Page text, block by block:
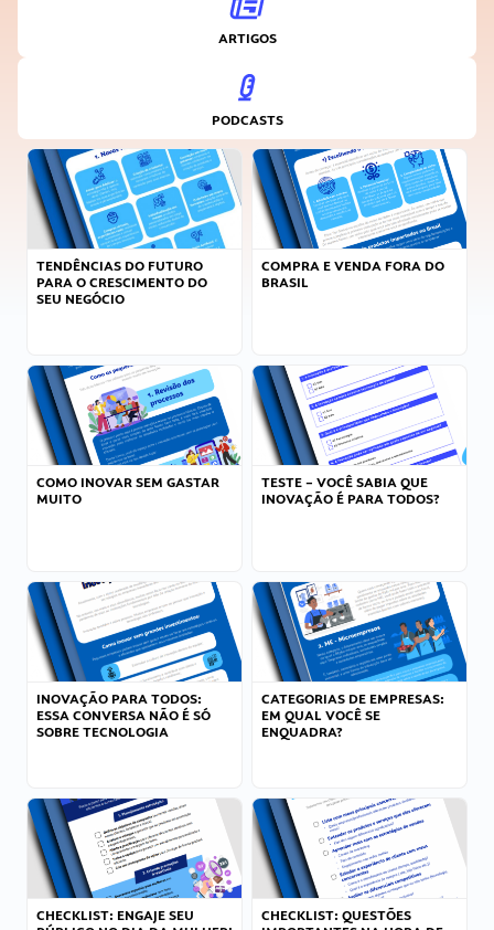
ARTIGOS
PODCASTS
TENDÊNCIAS DO FUTURO
PARA O CRESCIMENTO DO
SEU NEGÓCIO
COMPRA E VENDA FORA DO
BRASIL
COMO INOVAR SEM GASTAR
MUITO
TESTE – VOCÊ SABIA QUE
INOVAÇÃO É PARA TODOS?
INOVAÇÃO PARA TODOS:
ESSA CONVERSA NÃO É SÓ
SOBRE TECNOLOGIA
CATEGORIAS DE EMPRESAS:
EM QUAL VOCÊ SE
ENQUADRA?
CHECKLIST: ENGAJE SEU
CHECKLIST: QUESTÕES